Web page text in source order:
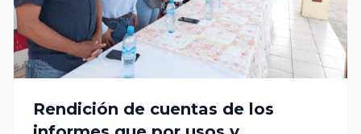
Rendición de cuentas de los